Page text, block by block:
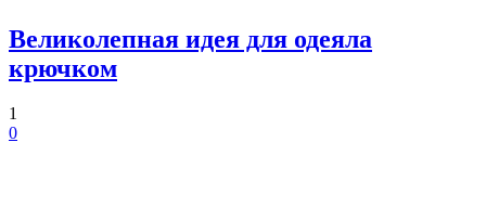
Великолепная идея для одеяла
крючком
1
0